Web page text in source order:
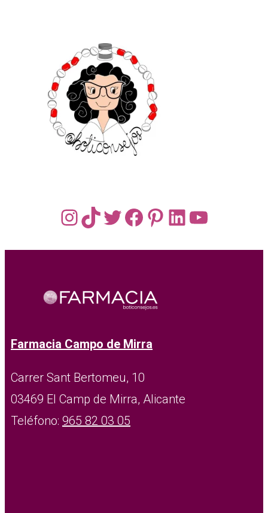
Instagram
TikTok
Twitter
Facebook
Pinterest
LinkedIn
Farmacia Campo de Mirra
Carrer Sant Bertomeu, 10
03469 El Camp de Mirra, Alicante
Teléfono: 965 82 03 05